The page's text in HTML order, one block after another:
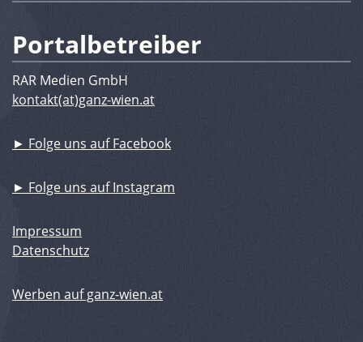
Portalbetreiber
RAR Medien GmbH
kontakt(at)ganz-wien.at
► Folge uns auf Facebook
► Folge uns auf Instagram
Impressum
Datenschutz
Werben auf ganz-wien.at